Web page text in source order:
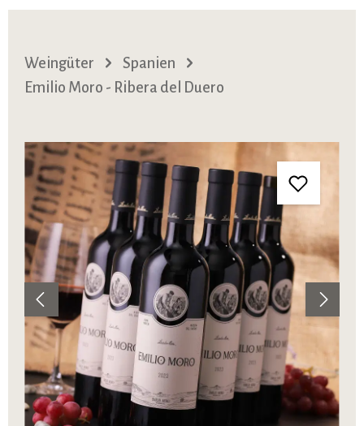
Weingüter
Spanien
Emilio Moro - Ribera del Duero
Bildergalerie überspringen